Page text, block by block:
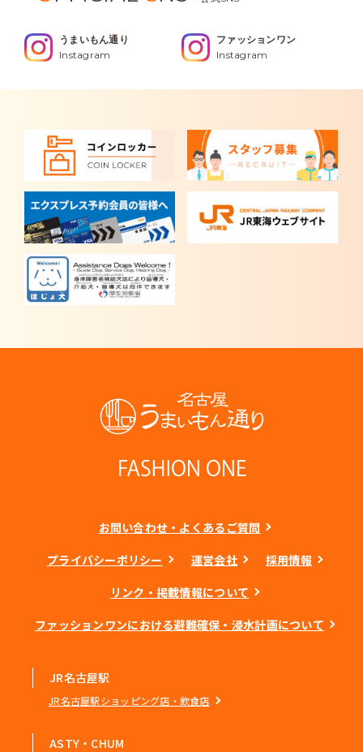
うまいもん通り
Instagram
ファッションワン
Instagram
お問い合わせ・よくあるご質問
プライバシーポリシー
運営会社
採用情報
リンク・掲載情報について
ファッションワンにおける避難確保・浸水計画について
JR名古屋駅
JR名古屋駅ショッピング店・飲食店
ASTY・CHUM